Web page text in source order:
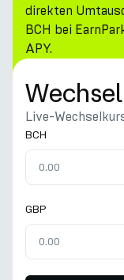
direkten
BCH bei
APY.
Live-
BCH
GBP